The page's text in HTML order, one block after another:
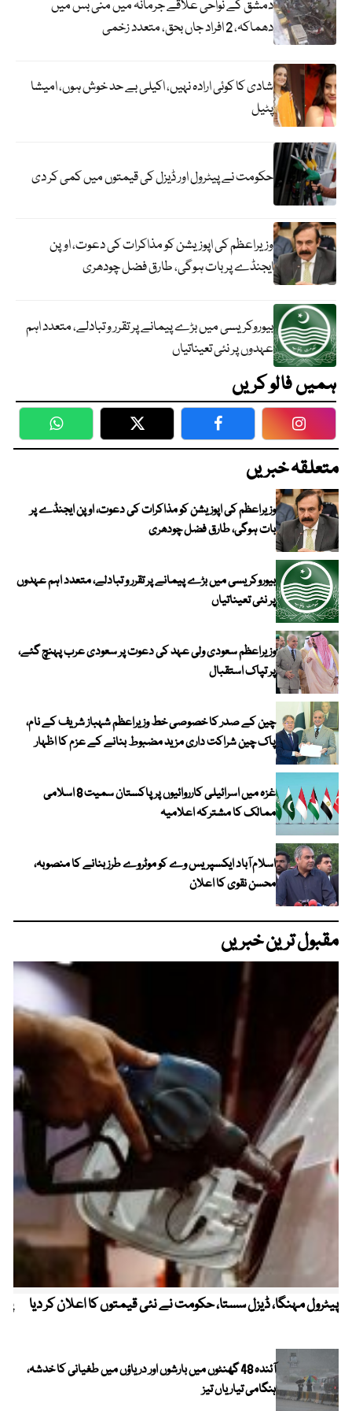
دمشق کے نواحی علاقے جرمانہ میں منی بس میں
دھماکہ، 2 افراد جاں بحق، متعدد زخمی
شادی کا کوئی ارادہ نہیں، اکیلی بے حد خوش ہوں، امیشا
پٹیل
حکومت نے پیٹرول اور ڈیزل کی قیمتوں میں کمی کر دی
وزیراعظم کی اپوزیشن کو مذاکرات کی دعوت، اوپن
ایجنڈے پر بات ہوگی، طارق فضل چودھری
بیوروکریسی میں بڑے پیمانے پر تقرر و تبادلے، متعدد اہم
عہدوں پر نئی تعیناتیاں
ہمیں فالو کریں
WhatsApp Twitter Facebook
متعلقہ خبریں
وزیراعظم کی اپوزیشن کو مذاکرات کی دعوت، اوپن ایجنڈے پر
بات ہوگی، طارق فضل چودھری
بیوروکریسی میں بڑے پیمانے پر تقرر و تبادلے، متعدد اہم عہدوں
پر نئی تعیناتیاں
وزیراعظم سعودی ولی عہد کی دعوت پر سعودی عرب پہنچ گئے،
پر تپاک استقبال
چین کے صدر کا خصوصی خط وزیراعظم شہباز شریف کے نام،
پاک چین شراکت داری مزید مضبوط بنانے کے عزم کا اظہار
غزہ میں اسرائیلی کارروائیوں پر پاکستان سمیت 8 اسلامی
ممالک کا مشترکہ اعلامیہ
اسلام آباد ایکسپریس وے کو موٹروے طرز بنانے کا منصوبہ،
محسن نقوی کا اعلان
مقبول ترین خبریں
پیٹرول مہنگا، ڈیزل سستا، حکومت نے نئی قیمتوں کا اعلان کر دیا
آئندہ 48 گھنٹوں میں بارشوں اور دریاؤں میں طغیانی کا خدشہ،
ہنگامی تیاریاں تیز